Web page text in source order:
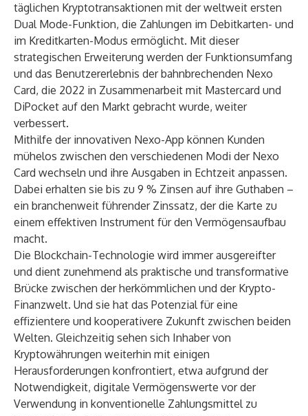
täglichen Kryptotransaktionen mit der weltweit ersten
Dual Mode-Funktion, die Zahlungen im Debitkarten- und
im Kreditkarten-Modus ermöglicht. Mit dieser
strategischen Erweiterung werden der Funktionsumfang
und das Benutzererlebnis der bahnbrechenden Nexo
Card, die 2022 in Zusammenarbeit mit Mastercard und
DiPocket auf den Markt gebracht wurde, weiter
verbessert.
Mithilfe der innovativen Nexo-App können Kunden
mühelos zwischen den verschiedenen Modi der Nexo
Card wechseln und ihre Ausgaben in Echtzeit anpassen.
Dabei erhalten sie bis zu 9 % Zinsen auf ihre Guthaben –
ein branchenweit führender Zinssatz, der die Karte zu
einem effektiven Instrument für den Vermögensaufbau
macht.
Die Blockchain-Technologie wird immer ausgereifter
und dient zunehmend als praktische und transformative
Brücke zwischen der herkömmlichen und der Krypto-
Finanzwelt. Und sie hat das Potenzial für eine
effizientere und kooperativere Zukunft zwischen beiden
Welten. Gleichzeitig sehen sich Inhaber von
Kryptowährungen weiterhin mit einigen
Herausforderungen konfrontiert, etwa aufgrund der
Notwendigkeit, digitale Vermögenswerte vor der
Verwendung in konventionelle Zahlungsmittel zu